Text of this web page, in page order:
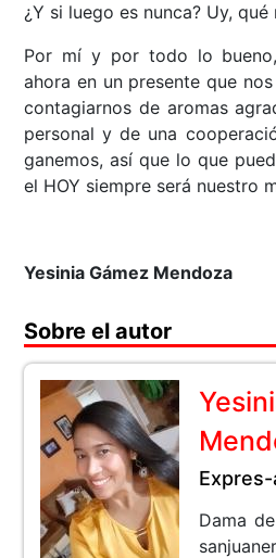
¿Y si luego es nunca? Uy, qué
Por mí y por todo lo
ahora en un presente que
contagiarnos de aromas
personal y de una
ganemos, así que lo que
el HOY siempre será nuestro
Yesinia Gámez Mendoza
Sobre el autor
Dama